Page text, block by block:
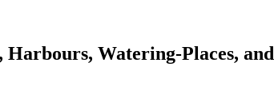
Watering-Places,